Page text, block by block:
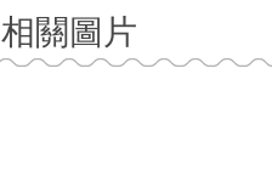
相關圖片